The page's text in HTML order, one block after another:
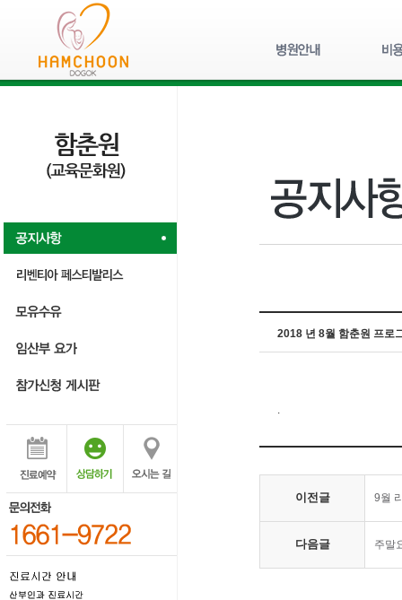
2018 년 8월 함춘원 프로
.
이전글 9월
다음글 주말